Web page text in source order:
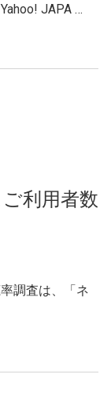
JAPA …
利用者数
調査は、「ネ